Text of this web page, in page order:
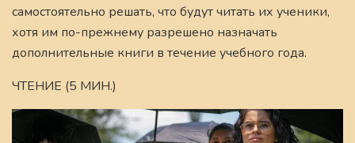
самостоятельно решать, что будут читать их ученики,
хотя им по-прежнему разрешено назначать
дополнительные книги в течение учебного года.
ЧТЕНИЕ (5 МИН.)